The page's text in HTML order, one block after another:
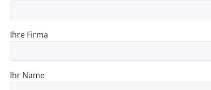
Ihre Firma
Ihr Name